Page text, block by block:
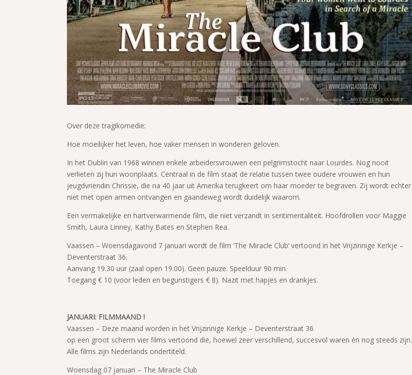
Over deze tragikomedie:
Hoe moeilijker het leven, hoe vaker mensen in wonderen geloven.
In het Dublin van 1968 winnen enkele arbeidersvrouwen een pelgrimstocht naar Lourdes. Nog nooit
verlieten zij hun woonplaats. Centraal in de film staat de relatie tussen twee oudere vrouwen en hun
jeugdvriendin Chrissie, die na 40 jaar uit Amerika terugkeert om haar moeder te begraven. Zij wordt echter
niet met open armen ontvangen en gaandeweg wordt duidelijk waarom.
Een vermakelijke en hartverwarmende film, die niet verzandt in sentimentaliteit. Hoofdrollen voor Maggie
Smith, Laura Linney, Kathy Bates en Stephen Rea.
Vaassen – Woensdagavond 7 januari wordt de film ‘The Miracle Club’ vertoond in het Vrijzinnige Kerkje –
Deventerstraat 36.
Aanvang 19.30 uur (zaal open 19.00). Geen pauze. Speelduur 90 min.
Toegang € 10 (voor leden en begunstigers € 8). Nazit met hapjes en drankjes.
JANUARI: FILMMAAND !
Vaassen – Deze maand worden in het Vrijzinnige Kerkje – Deventerstraat 36
op een groot scherm vier films vertoond die, hoewel zeer verschillend, succesvol waren èn nog steeds zijn.
Alle films zijn Nederlands ondertiteld.
Woensdag 07 januari – The Miracle Club